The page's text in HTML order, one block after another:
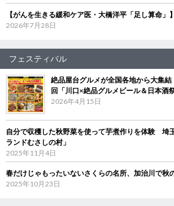
【がんを生きる緩和ケア医・大橋洋平「足し算命」
2026年7月28日
フェスティバル
絶品屋台グルメが全国各地から大集
回「川口×絶品グルメビール＆日本酒
2026年4月15日
自分で収穫した秋野菜を使って芋煮作りを体験 埼
ランドむさしの村」
2025年11月4日
春だけじゃもったいないさくらの名所、加治川で秋
2025年10月23日